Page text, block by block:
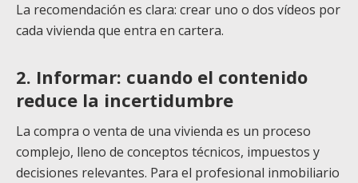
La recomendación es clara: crear uno o dos vídeos por
cada vivienda que entra en cartera.
2. Informar: cuando el contenido
reduce la incertidumbre
La compra o venta de una vivienda es un proceso
complejo, lleno de conceptos técnicos, impuestos y
decisiones relevantes. Para el profesional inmobiliario